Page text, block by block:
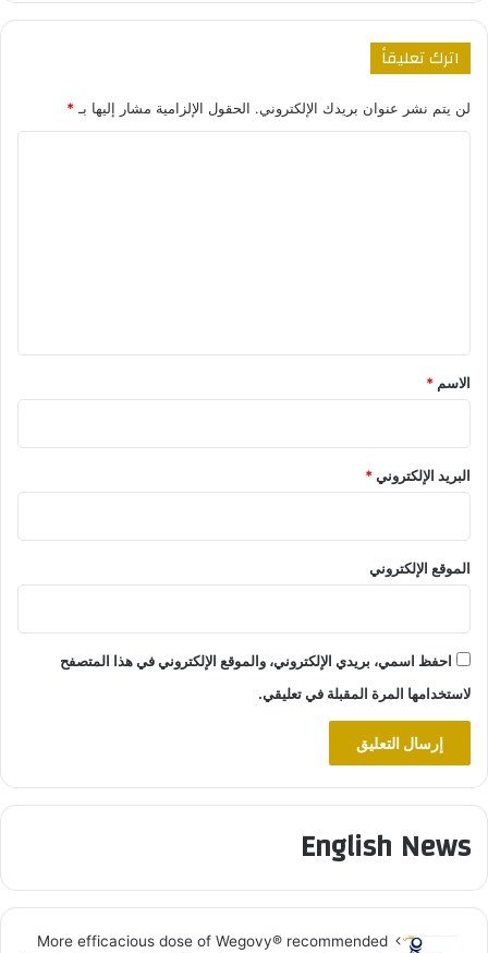
اترك تعليقاً
لن يتم نشر عنوان بريدك الإلكتروني. الحقول الإلزامية مشار إليها بـ *
*
الاسم *
البريد الإلكتروني*
الموقع الإلكتروني
احفظ اسمي، بريدي الإلكتروني، والموقع الإلكتروني في هذا المتصفح
لاستخدامها المرة المقبلة في تعليقي.
English News
More efficacious dose of Wegovy®️ recommended